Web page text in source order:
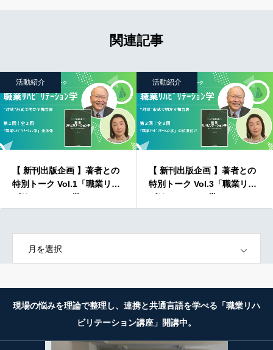
関連記事
活動紹介
【 新刊出版企画 】著者との
特別トーク Vol.1「職業リハ
ビリテーション学」
活動紹介
【 新刊出版企画 】著者との
特別トーク Vol.3「職業リハ
ビリテーション学」
OPEN
現場の悩みを理論で整理し、連携と共通言語を学べる「職業リハ
ビリテーション講座」開講中。